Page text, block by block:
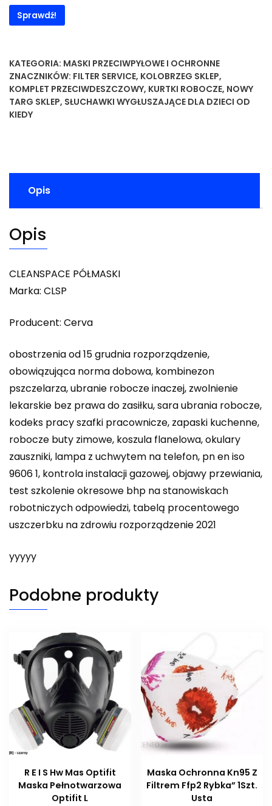
Sprawdź!
KATEGORIA: MASKI PRZECIWPYŁOWE I OCHRONNE
ZNACZNIKÓW: FILTER SERVICE, KOLOBRZEG SKLEP,
KOMPLET PRZECIWDESZCZOWY, KURTKI ROBOCZE, NOWY
TARG SKLEP, SŁUCHAWKI WYGŁUSZAJĄCE DLA DZIECI OD
KIEDY
Opis
Opis
CLEANSPACE PÓŁMASKI
Marka: CLSP
Producent: Cerva
obostrzenia od 15 grudnia rozporządzenie,
obowiązująca norma dobowa, kombinezon
pszczelarza, ubranie robocze inaczej, zwolnienie
lekarskie bez prawa do zasiłku, sara ubrania robocze,
kodeks pracy szafki pracownicze, zapaski kuchenne,
robocze buty zimowe, koszula flanelowa, okulary
zauszniki, lampa z uchwytem na telefon, pn en iso
9606 1, kontrola instalacji gazowej, objawy przewiania,
test szkolenie okresowe bhp na stanowiskach
robotniczych odpowiedzi, tabelą procentowego
uszczerbku na zdrowiu rozporządzenie 2021
yyyyy
Podobne produkty
R E I S Hw Mas Optifit
Maska Pełnotwarzowa
Optifit L
Maska Ochronna Kn95 Z
Filtrem Ffp2 Rybka” 1Szt.
Usta